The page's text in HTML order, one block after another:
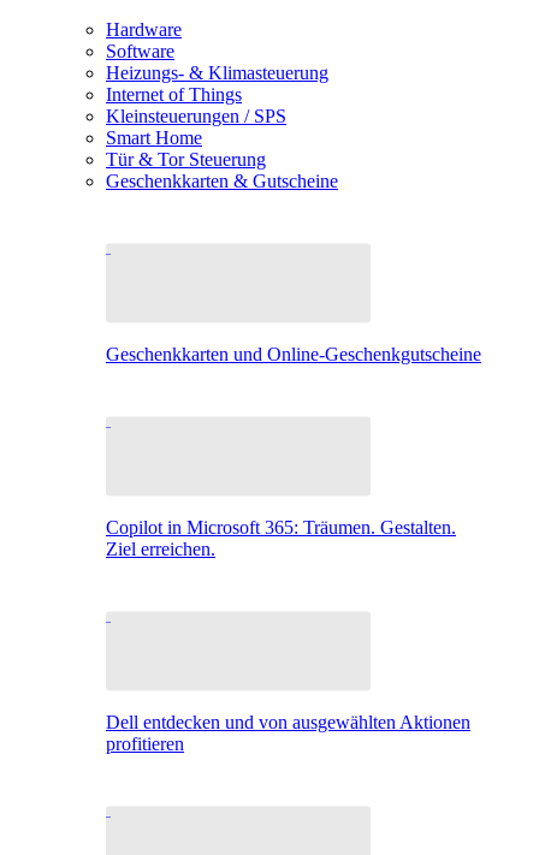
Hardware
Software
Heizungs- & Klimasteuerung
Internet of Things
Kleinsteuerungen / SPS
Smart Home
Tür & Tor Steuerung
Geschenkkarten & Gutscheine
Geschenkkarten und Online-Geschenkgutscheine
Copilot in Microsoft 365: Träumen. Gestalten.
Ziel erreichen.
Dell entdecken und von ausgewählten Aktionen
profitieren